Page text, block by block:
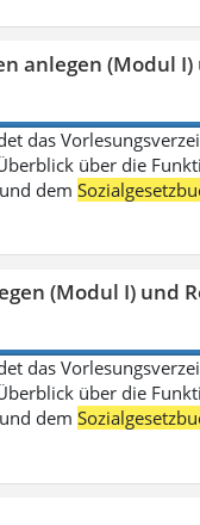
anlegen (Modul
das
über die
dem
(Modul I) und
das
über die
dem